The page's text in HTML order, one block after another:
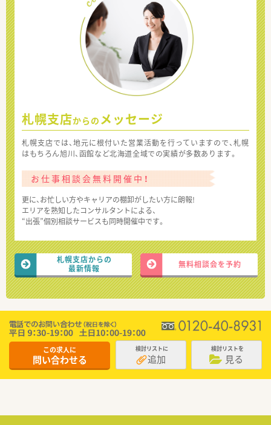
札幌支店からの メッセージ
札幌支店では、地元に根付いた営業活動を行っていますので、札幌
はもちろん旭川、函館など北海道全域での実績が多数あります。
お仕事相談会無料開催中！
更に、お忙しい方やキャリアの棚卸がしたい方に朗報!
エリアを熟知したコンサルタントによる、
“出張”個別相談サービスも同時開催中です。
札幌支店からの
最新情報
無料相談会を予約
この求人に
問い合わせる
検討リストに
追加
検討リストを
見る